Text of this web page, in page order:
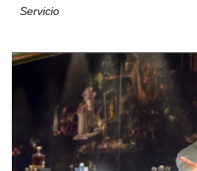
Servicio